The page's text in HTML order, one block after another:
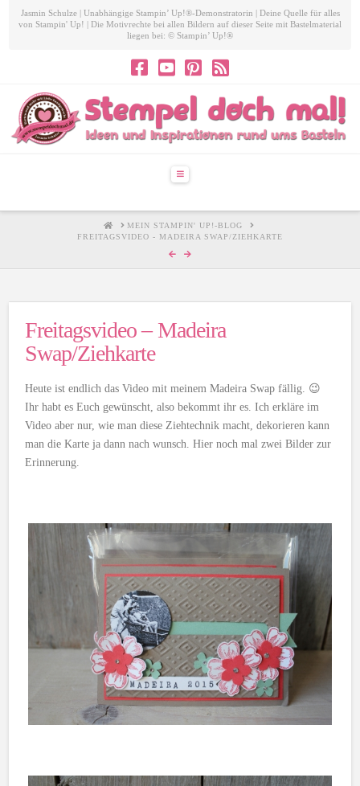
Jasmin Schulze | Unabhängige Stampin’ Up!®-Demonstratorin | Deine Quelle für alles
von Stampin' Up! | Die Motivrechte bei allen Bildern auf dieser Seite mit Bastelmaterial
liegen bei: © Stampin’ Up!®
Navigation
HOMEMEIN STAMPIN' UP!-BLOG
FREITAGSVIDEO - MADEIRA SWAP/ZIEHKARTE
Freitagsvideo – Madeira
Swap/Ziehkarte
Heute ist endlich das Video mit meinem Madeira Swap fällig. 😉
Ihr habt es Euch gewünscht, also bekommt ihr es. Ich erkläre im
Video aber nur, wie man diese Ziehtechnik macht, dekorieren kann
man die Karte ja dann nach wunsch. Hier noch mal zwei Bilder zur
Erinnerung.